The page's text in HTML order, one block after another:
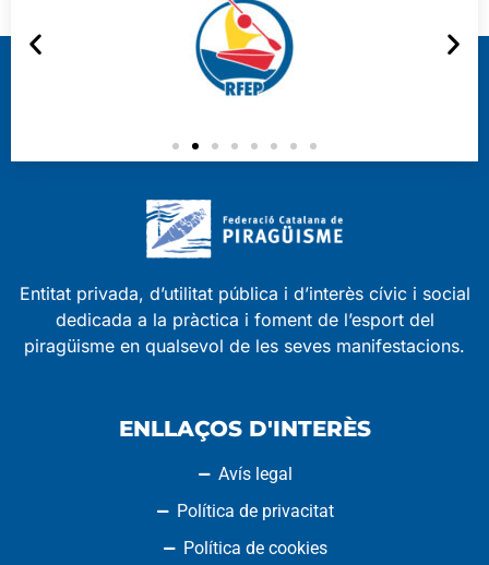
Entitat privada, d’utilitat pública i d’interès cívic i social
dedicada a la pràctica i foment de l’esport del
piragüisme en qualsevol de les seves manifestacions.
ENLLAÇOS D'INTERÈS
Avís legal
Política de privacitat
Política de cookies